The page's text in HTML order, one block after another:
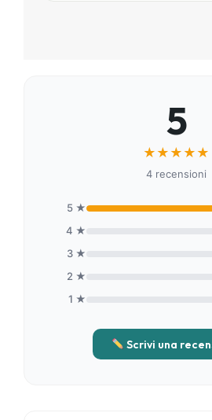
5
★ ★ ★ ★ ★
4 recensioni
5 ★
4 ★
3 ★
2 ★
1 ★
Scrivi una